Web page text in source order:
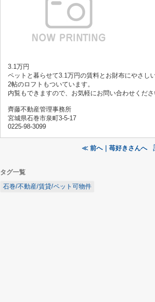
3.1万円
ペットと暮らせて3.1万円の賃料とお財布にやさしい
2帖のロフトもついています。
内覧もできますので、お気軽にお問い合わせくださ
齊藤不動産管理事務所
宮城県石巻市泉町3-5-17
0225-98-3099
≪ 前へ｜苺好きさんへ
タグ一覧
石巻/不動産/賃貸/ペット可物件